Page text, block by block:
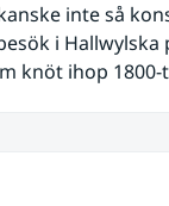
inte så
i Hallwylska
knöt ihop